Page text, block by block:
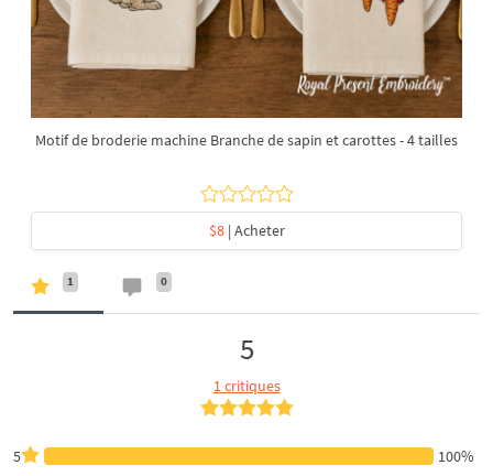
Motif de broderie machine Branche de sapin et carottes - 4 tailles
$8| Acheter
1 0
5
1 critiques
5
100%